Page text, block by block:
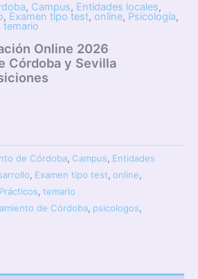
, Campus, Entidades locales,
, Examen tipo test, online, Psicología,
temario
Online 2026
Córdoba y Sevilla
de Córdoba, Campus, Entidades
, Examen tipo test, online,
, temario
de Córdoba, psicologos,